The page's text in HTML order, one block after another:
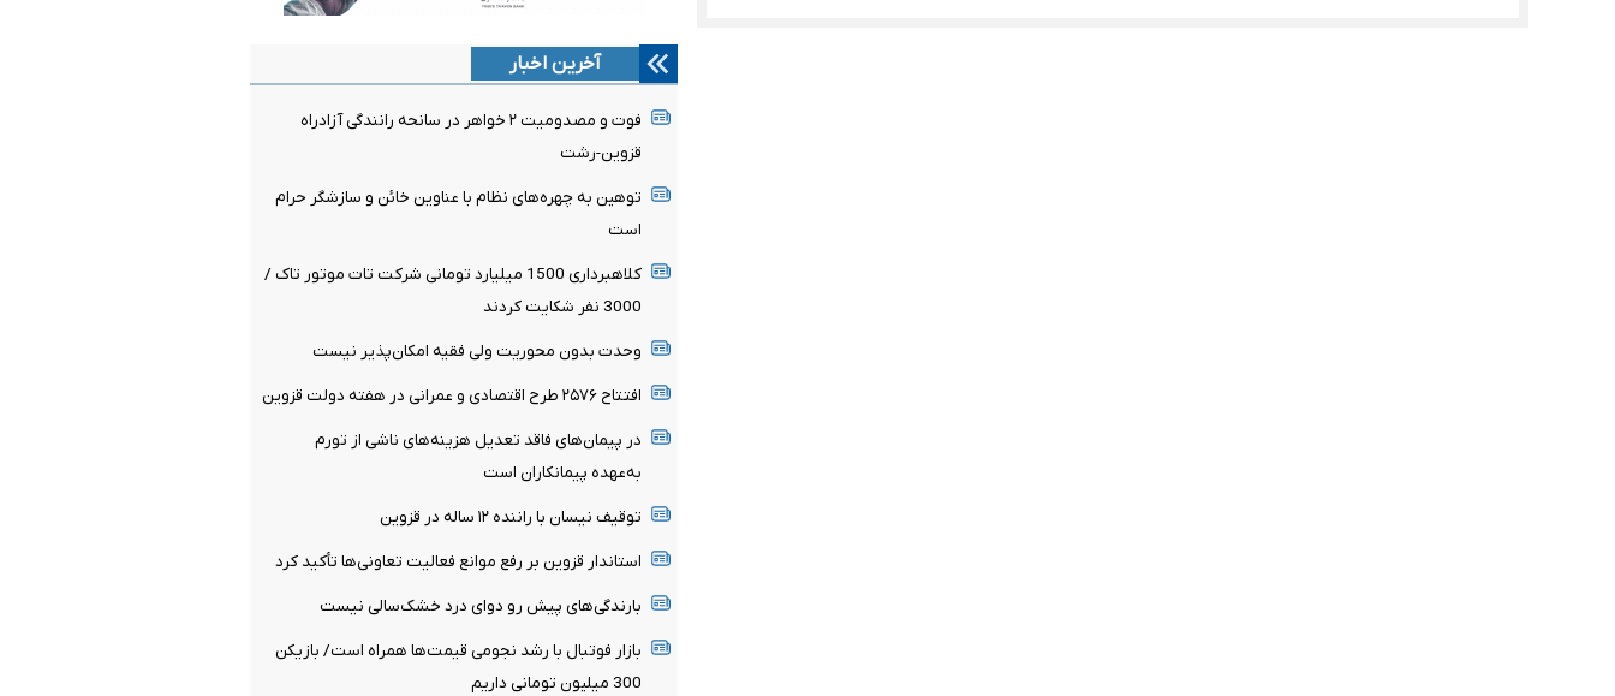
آخرین اخبار
فوت و مصدومیت ۲ خواهر در سانحه رانندگی آزادراه
قزوین-رشت
توهین به چهره‌های نظام با عناوین خائن و سازشگر حرام
است
کلاهبرداری 1500 میلیارد تومانی شرکت تات موتور تاک /
3000 نفر شکایت کردند
وحدت بدون محوریت ولی فقیه امکان‌پذیر نیست
افتتاح ۲۵۷۶ طرح اقتصادی و عمرانی در هفته دولت قزوین
در پیمان‌های فاقد تعدیل هزینه‌های ناشی از تورم
به‌عهده پیمانکاران است
توقیف نیسان با راننده ۱۲ ساله در قزوین
استاندار قزوین بر رفع موانع فعالیت تعاونی‌ها تأکید کرد
بارندگی‌های پیش رو دوای درد خشک‌سالی نیست
بازار فوتبال با رشد نجومی قیمت‌ها همراه است/ بازیکن
300 میلیون تومانی داریم